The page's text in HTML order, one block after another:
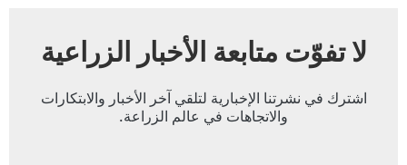
لا تفوّت متابعة الأخبار الزراعية
اشترك في نشرتنا الإخبارية لتلقي آخر الأخبار والابتكارات
والاتجاهات في عالم الزراعة.